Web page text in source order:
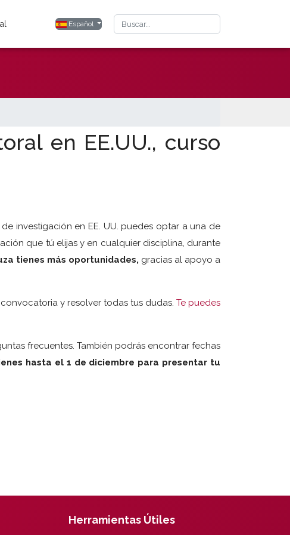
Seleccione su idioma
Español Buscar
en EE.UU., curso
investigación en EE. UU. puedes optar a una de
que tú elijas y en cualquier disciplina, durante
tienes más oportunidades, gracias al apoyo a
y resolver todas tus dudas. Te puedes
frecuentes. También podrás encontrar fechas
hasta el 1 de diciembre para presentar tu
Herramientas Útiles